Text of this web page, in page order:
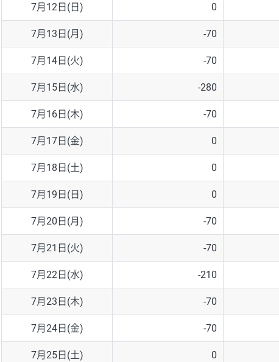
7月12日(日) 0
7月13日(月) -70
7月14日(火) -70
7月15日(水) -280
7月16日(木) -70
7月17日(金) 0
7月18日(土) 0
7月19日(日) 0
7月20日(月) -70
7月21日(火) -70
7月22日(水) -210
7月23日(木) -70
7月24日(金) -70
7月25日(土) 0